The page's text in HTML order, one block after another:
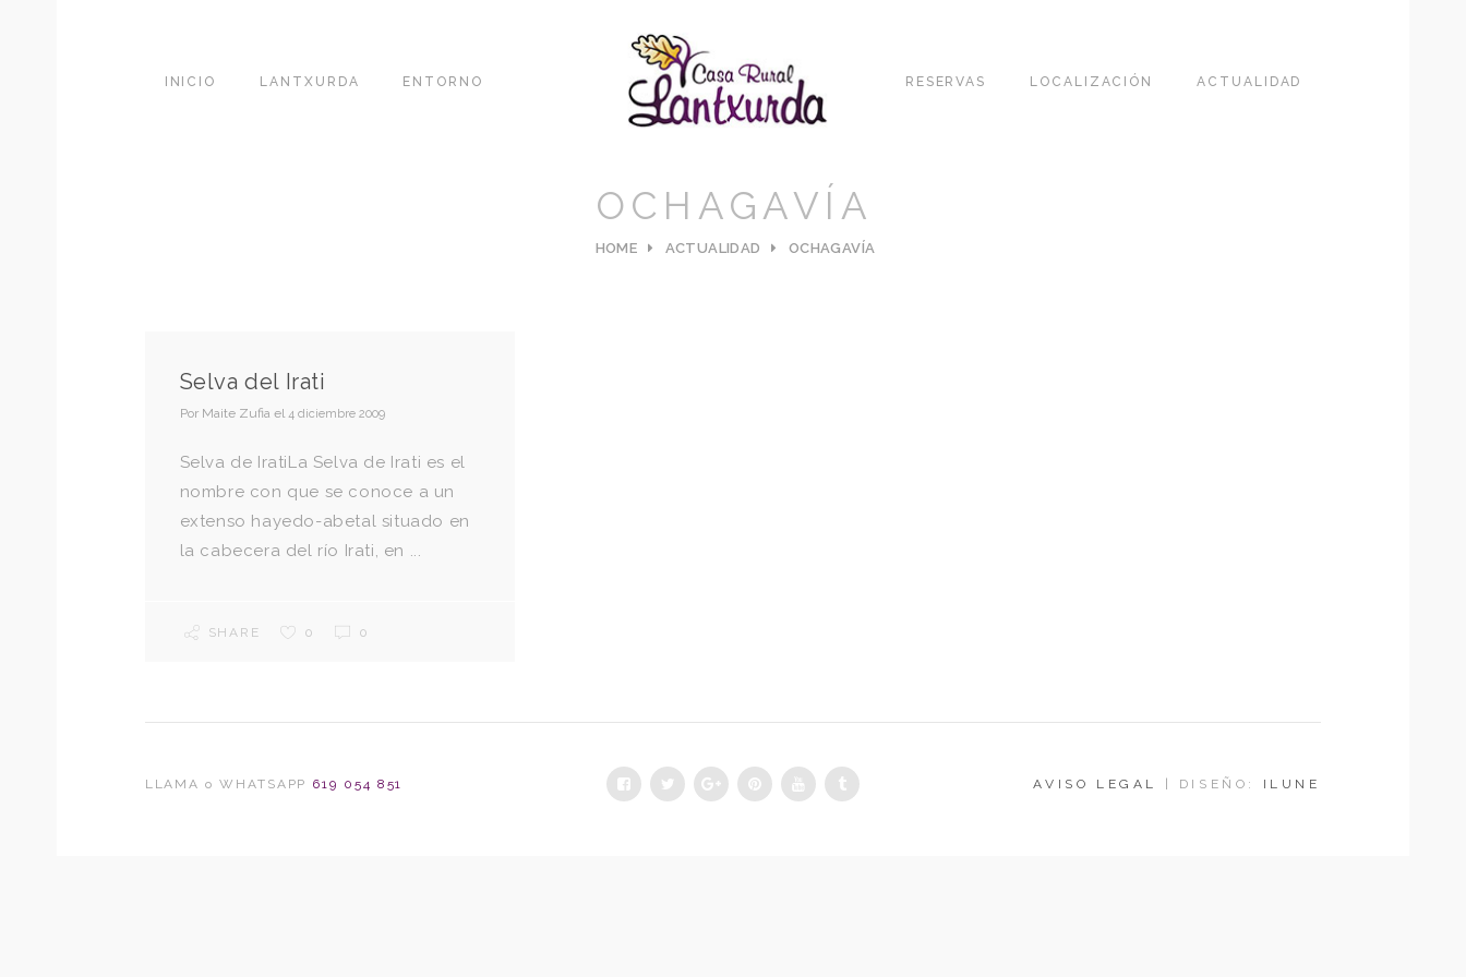
INICIO LANTXURDA ENTORNO RESERVAS LOCALIZACIÓN ACTUALIDAD
OCHAGAVÍA
HOME ACTUALIDAD OCHAGAVÍA
Selva del Irati
Por Maite Zufia el4 diciembre 2009
Selva de IratiLa Selva de Irati es el
nombre con que se conoce a un
extenso hayedo-abetal situado en
la cabecera del río Irati, en ...
SHARE 0 0
LLAMA o WHATSAPP 619 054 851 AVISO LEGAL | DISEÑO: ILUNE